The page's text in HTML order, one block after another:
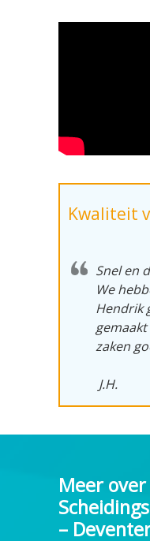
Kwaliteit
Snel en
We
Hendrik
zaken
J.H.
Meer
–